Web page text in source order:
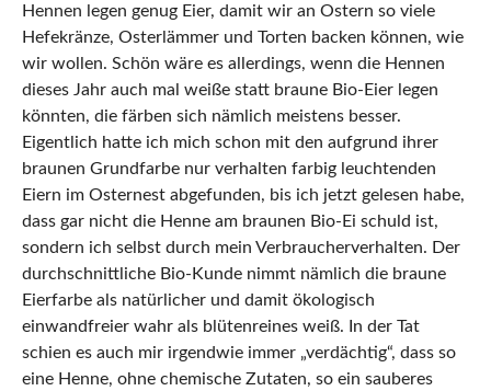
Hennen legen genug Eier, damit wir an Ostern so viele
Hefekränze, Osterlämmer und Torten backen können, wie
wir wollen. Schön wäre es allerdings, wenn die Hennen
dieses Jahr auch mal weiße statt braune Bio-Eier legen
könnten, die färben sich nämlich meistens besser.
Eigentlich hatte ich mich schon mit den aufgrund ihrer
braunen Grundfarbe nur verhalten farbig leuchtenden
Eiern im Osternest abgefunden, bis ich jetzt gelesen habe,
dass gar nicht die Henne am braunen Bio-Ei schuld ist,
sondern ich selbst durch mein Verbraucherverhalten. Der
durchschnittliche Bio-Kunde nimmt nämlich die braune
Eierfarbe als natürlicher und damit ökologisch
einwandfreier wahr als blütenreines weiß. In der Tat
schien es auch mir irgendwie immer „verdächtig“, dass so
eine Henne, ohne chemische Zutaten, so ein sauberes